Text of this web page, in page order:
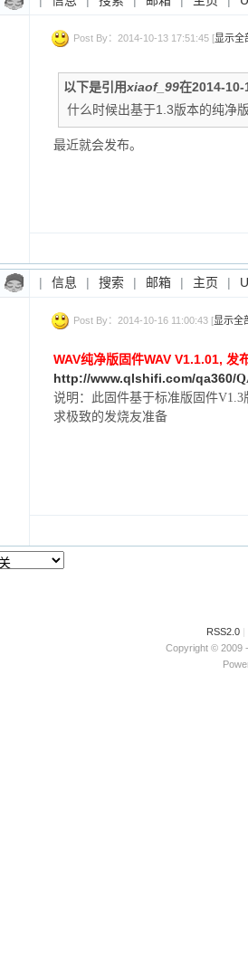
Post By：2014-10-13 17:51:45 [显示全
以下是引用xiaof_99在2014-
什么时候出基于1.3版本的纯净
最近就会发布。
| 信息 | 搜索 | 邮箱 | 主页 |
Post By：2014-10-16 11:00:43 [显示全
WAV纯净版固件WAV V1.1.01, 发
http://www.qlshifi.com/qa360/
说明：此固件基于标准版固件
求极致的发烧友准备
RSS2.0 |
Copyright © 2009